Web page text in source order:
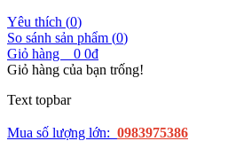
Yêu thích (0)
So sánh sản phẩm (0)
Giỏ hàng
0 0đ
Giỏ hàng của bạn trống!
Text topbar
Mua số lượng lớn: 0983975386